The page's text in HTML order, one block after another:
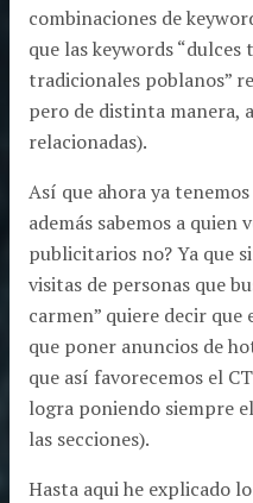
combinaciones de
que las keywords “dulces
tradicionales poblanos”
pero de distinta manera,
relacionadas).
Así que ahora ya
además sabemos a quien
publicitarios no? Ya que
visitas de personas que
carmen” quiere decir que
que poner anuncios de
que así favorecemos el
logra poniendo siempre
las secciones).
Hasta aqui he explicado